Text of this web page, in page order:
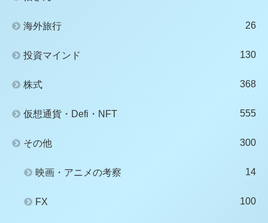
海外旅行 26
投資マインド 130
株式 368
仮想通貨・Defi・NFT 555
その他 300
映画・アニメの考察 14
FX 100